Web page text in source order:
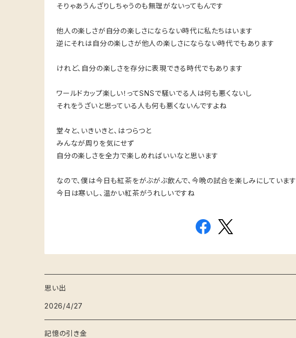
そりゃあうんざりしちゃうのも無理がないってもんです
他人の楽しさが自分の楽しさにならない時代に私たちはいます
逆にそれは自分の楽しさが他人の楽しさにならない時代でもあります
けれど、自分の楽しさを存分に表現できる時代でもあります
ワールドカップ楽しい！ってSNSで騒いでる人は何も悪くないし
それをうざいと思っている人も何も悪くないんですよね
堂々と、いきいきと、はつらつと
みんなが周りを気にせず
自分の楽しさを全力で楽しめればいいなと思います
なので、僕は今日も紅茶をがぶがぶ飲んで、今晩の試合を楽しみにしています
今日は寒いし、温かい紅茶がうれしいですね
思い出
2026/4/27
記憶の引き金